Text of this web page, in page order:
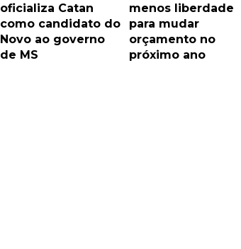
oficializa Catan
como candidato do
Novo ao governo
de MS
menos liberdade
para mudar
orçamento no
próximo ano